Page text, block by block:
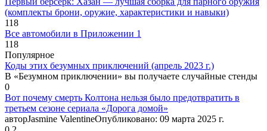
(комплекты брони, оружие, характеристики и навыки)
118
Все автомобили в Приложении 1
118
Популярное
Коды этих безумных приключений (апрель 2023 г.)
В «Безумном приключении» вы получаете случайные стенды
0
Вот почему смерть Колтона нельзя было предотвратить в
третьем сезоне сериала «Дорога домой»
авторJasmine ValentineОпубликовано: 09 марта 2025 г.